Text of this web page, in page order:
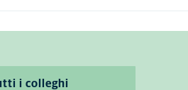
i colleghi